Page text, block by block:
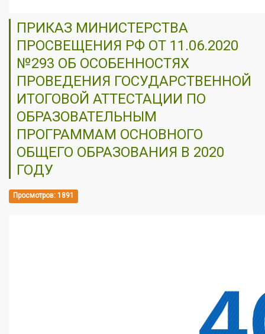
ПРИКАЗ МИНИСТЕРСТВА
ПРОСВЕЩЕНИЯ РФ ОТ 11.06.2020
№293 ОБ ОСОБЕННОСТЯХ
ПРОВЕДЕНИЯ ГОСУДАРСТВЕННОЙ
ИТОГОВОЙ АТТЕСТАЦИИ ПО
ОБРАЗОВАТЕЛЬНЫМ
ПРОГРАММАМ ОСНОВНОГО
ОБЩЕГО ОБРАЗОВАНИЯ В 2020
ГОДУ
Просмотров: 1891